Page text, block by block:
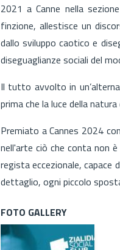
2021 a Canne nella
finzione, allestisce un
dallo sviluppo caotico e
diseguaglianze sociali del
Il tutto avvolto in
prima che la luce della
Premiato a Cannes 2024
nell'arte ciò che conta non
regista eccezionale, capace
dettaglio, ogni piccolo
FOTO GALLERY